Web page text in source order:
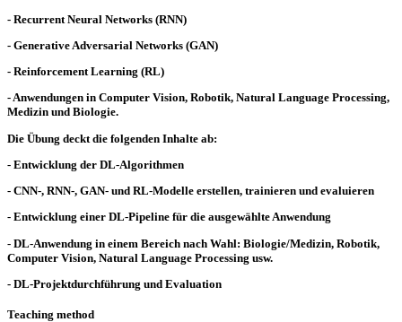
- Recurrent Neural Networks (RNN)
- Generative Adversarial Networks (GAN)
- Reinforcement Learning (RL)
- Anwendungen in Computer Vision, Robotik, Natural Language Processing,
Medizin und Biologie.
Die Übung deckt die folgenden Inhalte ab:
- Entwicklung der DL-Algorithmen
- CNN-, RNN-, GAN- und RL-Modelle erstellen, trainieren und evaluieren
- Entwicklung einer DL-Pipeline für die ausgewählte Anwendung
- DL-Anwendung in einem Bereich nach Wahl: Biologie/Medizin, Robotik,
Computer Vision, Natural Language Processing usw.
- DL-Projektdurchführung und Evaluation
Teaching method